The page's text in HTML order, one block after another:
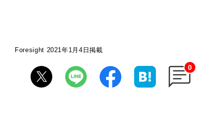
Foresight 2021年1月4日掲載
0